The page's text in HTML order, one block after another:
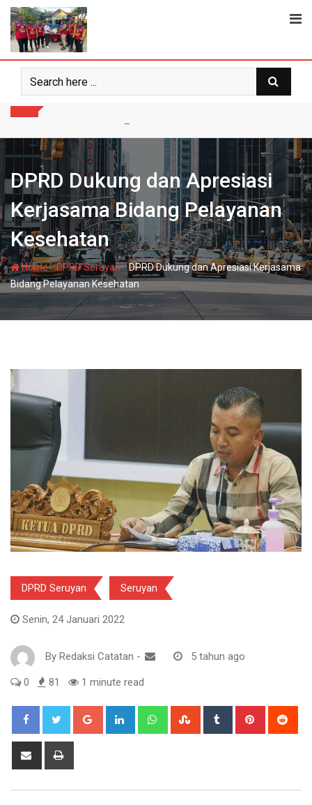
Skip
content
DPRD Dukung dan Apresiasi
Kerjasama Bidang Pelayanan
Kesehatan
Home-DPRD Seruyan-DPRD Dukung dan Apresiasi Kerjasama
Bidang Pelayanan Kesehatan
DPRD Seruyan Seruyan
Senin, 24 Januari 2022
By Redaksi Catatan - 5 tahun ago
0 81 1 minute read
Google+ LinkedIn WhatsappStumbleUpon
Tumblr Pinterest
Share